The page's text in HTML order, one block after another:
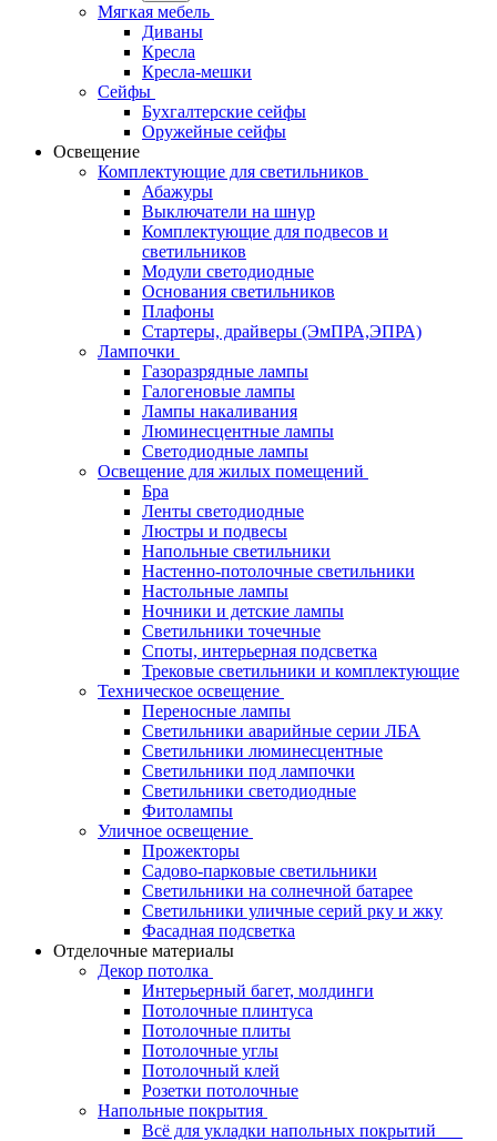
Мягкая мебель
Диваны
Кресла
Кресла-мешки
Сейфы
Бухгалтерские сейфы
Оружейные сейфы
Освещение
Комплектующие для светильников
Абажуры
Выключатели на шнур
Комплектующие для подвесов и
светильников
Модули светодиодные
Основания светильников
Плафоны
Стартеры, драйверы (ЭмПРА,ЭПРА)
Лампочки
Газоразрядные лампы
Галогеновые лампы
Лампы накаливания
Люминесцентные лампы
Светодиодные лампы
Освещение для жилых помещений
Бра
Ленты светодиодные
Люстры и подвесы
Напольные светильники
Настенно-потолочные светильники
Настольные лампы
Ночники и детские лампы
Светильники точечные
Споты, интерьерная подсветка
Трековые светильники и комплектующие
Техническое освещение
Переносные лампы
Светильники аварийные серии ЛБА
Светильники люминесцентные
Светильники под лампочки
Светильники светодиодные
Фитолампы
Уличное освещение
Прожекторы
Садово-парковые светильники
Светильники на солнечной батарее
Светильники уличные серий рку и жку
Фасадная подсветка
Отделочные материалы
Декор потолка
Интерьерный багет, молдинги
Потолочные плинтуса
Потолочные плиты
Потолочные углы
Потолочный клей
Розетки потолочные
Напольные покрытия
Всё для укладки напольных покрытий